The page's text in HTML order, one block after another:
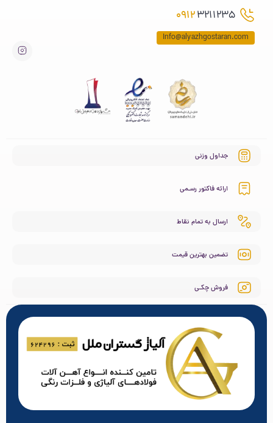
09123211235
Info@alyazhgostaran.com
جداول وزنی
ارائه فاکتور رسـمی
ارسال به تمام نقاط
تضمین بهترین قیمت
فروش چکـی